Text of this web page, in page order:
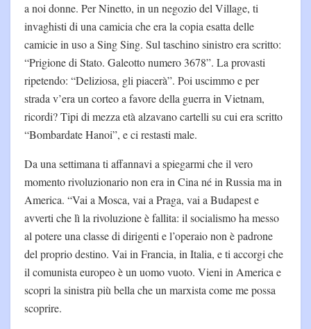
a noi donne. Per Ninetto, in un negozio del Village, ti
invaghisti di una camicia che era la copia esatta delle
camicie in uso a Sing Sing. Sul taschino sinistro era scritto:
“Prigione di Stato. Galeotto numero 3678”. La provasti
ripetendo: “Deliziosa, gli piacerà”. Poi uscimmo e per
strada v’era un corteo a favore della guerra in Vietnam,
ricordi? Tipi di mezza età alzavano cartelli su cui era scritto
“Bombardate Hanoi”, e ci restasti male.
Da una settimana ti affannavi a spiegarmi che il vero
momento rivoluzionario non era in Cina né in Russia ma in
America. “Vai a Mosca, vai a Praga, vai a Budapest e
avverti che lì la rivoluzione è fallita: il socialismo ha messo
al potere una classe di dirigenti e l’operaio non è padrone
del proprio destino. Vai in Francia, in Italia, e ti accorgi che
il comunista europeo è un uomo vuoto. Vieni in America e
scopri la sinistra più bella che un marxista come me possa
scoprire.